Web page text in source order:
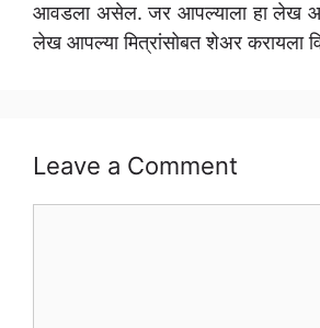
आवडला असेल. जर आपल्याला हा लेख
लेख आपल्या मित्रांसोबत शेअर करायला
Leave a Comment